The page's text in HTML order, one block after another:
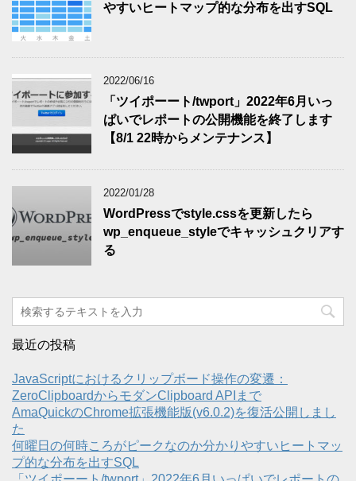
やすいヒートマップ的な分布を出すSQL
2022/06/16
「ツイポーート/twport」2022年6月いっ
ぱいでレポートの公開機能を終了します
【8/1 22時からメンテナンス】
2022/01/28
WordPressでstyle.cssを更新したら
wp_enqueue_styleでキャッシュクリアす
る
最近の投稿
JavaScriptにおけるクリップボード操作の変遷：
ZeroClipboardからモダンClipboard APIまで
AmaQuickのChrome拡張機能版(v6.0.2)を復活公開しまし
た
何曜日の何時ころがピークなのか分かりやすいヒートマッ
プ的な分布を出すSQL